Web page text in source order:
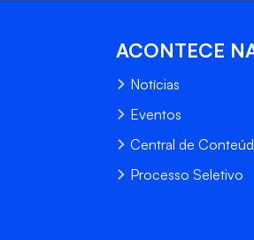
ACONTECE
Notícias
Eventos
Central de
Processo Seletivo